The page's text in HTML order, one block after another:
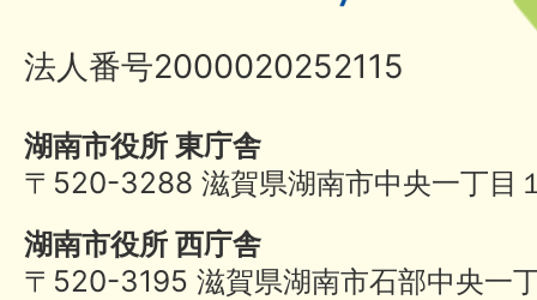
法人番号2000020252115
湖南市役所 東庁舎
〒520-3288 滋賀県湖南市中央一丁目
湖南市役所 西庁舎
〒520-3195 滋賀県湖南市石部中央一